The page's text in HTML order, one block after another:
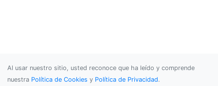
Al usar nuestro sitio, usted reconoce que ha leído y comprende
nuestra Política de Cookies y Política de Privacidad.